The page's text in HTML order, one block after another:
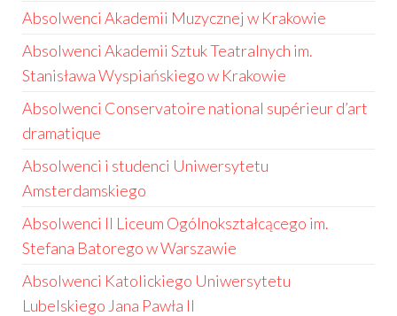
Absolwenci Akademii Muzycznej w Krakowie
Absolwenci Akademii Sztuk Teatralnych im.
Stanisława Wyspiańskiego w Krakowie
Absolwenci Conservatoire national supérieur d’art
dramatique
Absolwenci i studenci Uniwersytetu
Amsterdamskiego
Absolwenci II Liceum Ogólnokształcącego im.
Stefana Batorego w Warszawie
Absolwenci Katolickiego Uniwersytetu
Lubelskiego Jana Pawła II